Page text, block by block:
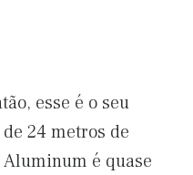
esse é o seu
24 metros de
Aluminum é quase